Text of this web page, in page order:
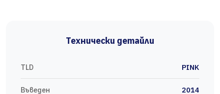
Технически детайли
TLD PINK
Въведен 2014